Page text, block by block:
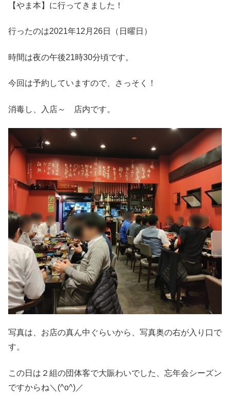
【やま本】に行ってきました！
行ったのは2021年12月26日（日曜日）
時間は夜の午後21時30分頃です。
今回は予約していますので、さっそく！
消毒し、入店～ 店内です。
写真は、お店の真ん中ぐらいから、写真奥の右が入り口で
す。
この日は２組の団体客で大賑わいでした、忘年会シーズン
ですからね＼(^o^)／